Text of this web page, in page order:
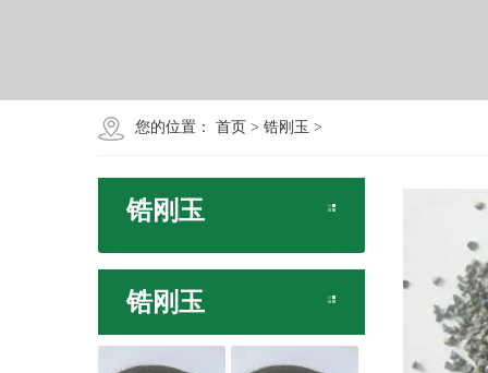
您的位置： 首页 > 锆刚玉 >
锆刚玉
锆刚玉